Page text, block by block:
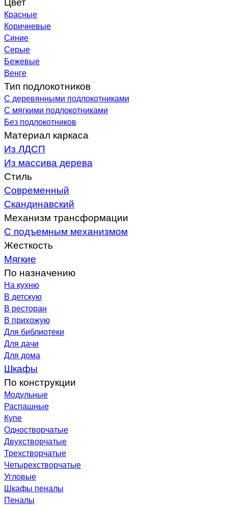
Красные
Коричневые
Синие
Серые
Бежевые
Венге
Тип подлокотников
С деревянными подлокотниками
С мягкими подлокотниками
Без подлокотников
Материал каркаса
Из ЛДСП
Из массива дерева
Стиль
Современный
Скандинавский
Механизм трансформации
С подъемным механизмом
Жесткость
Мягкие
По назначению
На кухню
В детскую
В ресторан
В прихожую
Для библиотеки
Для дачи
Для дома
Шкафы
По конструкции
Модульные
Распашные
Купе
Одностворчатые
Двухстворчатые
Трехстворчатые
Четырехстворчатые
Угловые
Шкафы пеналы
Пеналы